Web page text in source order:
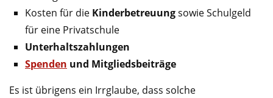
Kosten für die Kinderbetreuungsowie Schulgeld
für eine Privatschule
Unterhaltszahlungen
Spenden und Mitgliedsbeiträge
Es ist übrigens ein Irrglaube, dass solche